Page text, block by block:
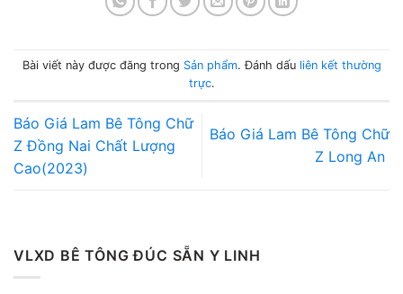
Bài viết này được đăng trong Sản phẩm. Đánh dấu liên kết thường
trực.
Báo Giá Lam Bê Tông Chữ
Z Đồng Nai Chất Lượng
Cao(2023)
Báo Giá Lam Bê Tông Chữ
Z Long An
VLXD BÊ TÔNG ĐÚC SẴN Y LINH